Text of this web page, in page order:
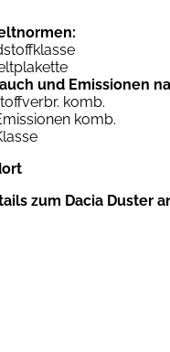
und Emissionen
komb.
komb.
zum Dacia Duster